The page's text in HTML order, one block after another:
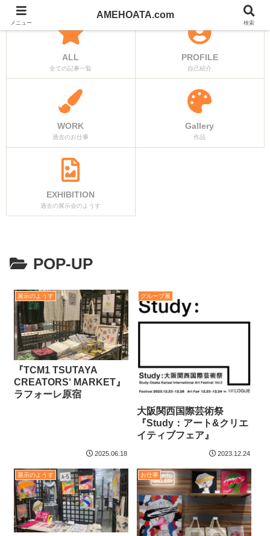
ALL
全ての記事一覧
PROFILE
自己紹介
WORK
過去のお仕事
Gallery
作品
EXHIBITION
過去の展示会のようす
POP-UP
展示のようす
『TCM1 TSUTAYA
CREATORS‘ MARKET』
ラフォーレ原宿
2025.06.18
グループ展
​大阪関西国際芸術祭
『Study：アート&クリエ
イティブフェア』
2023.12.24
展示のようす お仕事
メニュー
AMEHOATA.com
検索